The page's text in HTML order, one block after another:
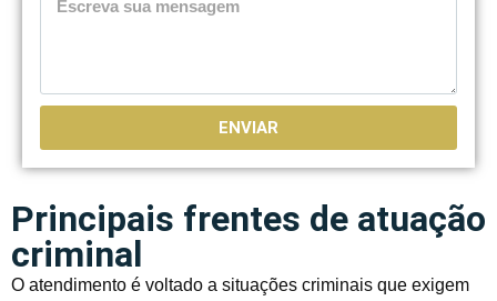
ENVIAR
Principais frentes de atuação
criminal
O atendimento é voltado a situações criminais que exigem